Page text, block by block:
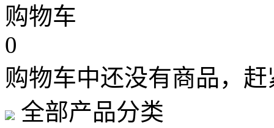
购物车
0
购物车中还没有商品，
全部产品分类